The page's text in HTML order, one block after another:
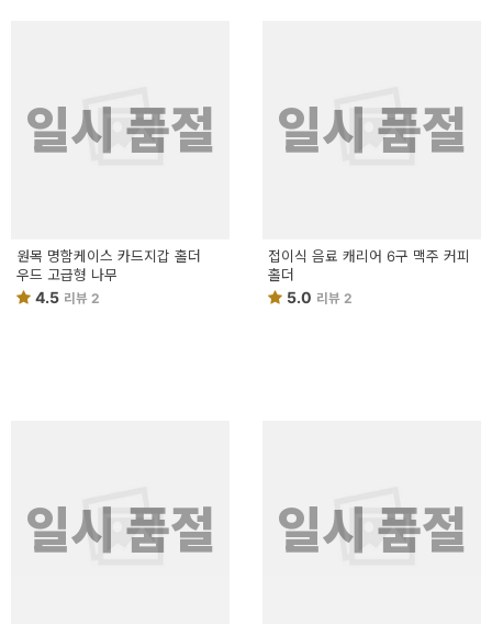
일시 품절
원목 명함케이스 카드지갑 홀더
우드 고급형 나무
4.5 리뷰 2
일시 품절
접이식 음료 캐리어 6구 맥주 커피
홀더
5.0 리뷰 2
일시 품절 일시 품절